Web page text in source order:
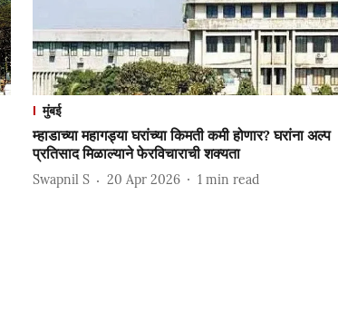
मुंबई
म्हाडाच्या महागड्या घरांच्या किमती कमी होणार? घरांना अल्प
प्रतिसाद मिळाल्याने फेरविचाराची शक्यता
Swapnil S 20 Apr 2026 1 min read